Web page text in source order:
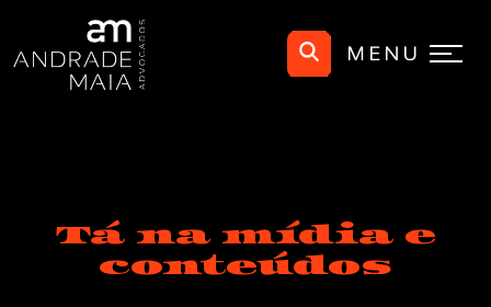
MENU
Tá na mídia e
conteúdos